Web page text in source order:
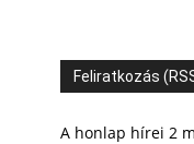
Feliratkozás
A honlap hírei 2